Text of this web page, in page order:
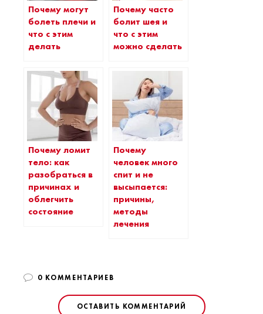
Почему могут
болеть плечи и
что с этим
делать
Почему часто
болит шея и
что с этим
можно сделать
Почему ломит
тело: как
разобраться в
причинах и
облегчить
состояние
Почему
человек много
спит и не
высыпается:
причины,
методы
лечения
0 КОММЕНТАРИЕВ
ОСТАВИТЬ КОММЕНТАРИЙ